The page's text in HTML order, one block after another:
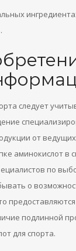
следует
от
аминокислот
по
о
подлинной
для спорта.